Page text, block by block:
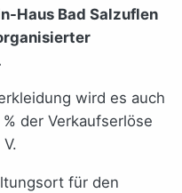
Haus Bad Salzuflen
wird es auch
der Verkaufserlöse
für den